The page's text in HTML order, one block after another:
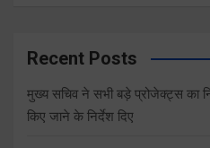
Recent Posts
मुख्य सचिव ने सभी बड़े प्रोजेक्ट्स का
किए जाने के निर्देश दिए